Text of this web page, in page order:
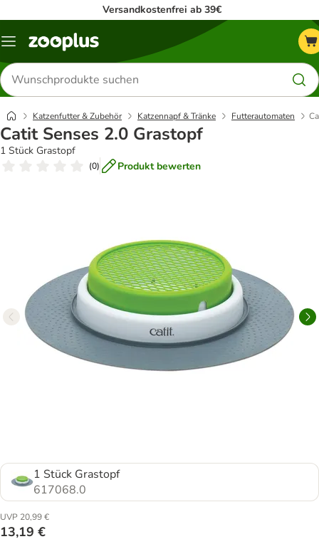
Versandkostenfrei ab 39€
Menü
Produkte
suchen
Katzenfutter & Zubehör Katzennapf & Tränke Futterautomaten
Catit Senses 2.0 Grastopf
1 Stück Grastopf
(0) Produkt bewerten
1 Stück Grastopf
617068.0
UVP 20,99 €
13,19 €